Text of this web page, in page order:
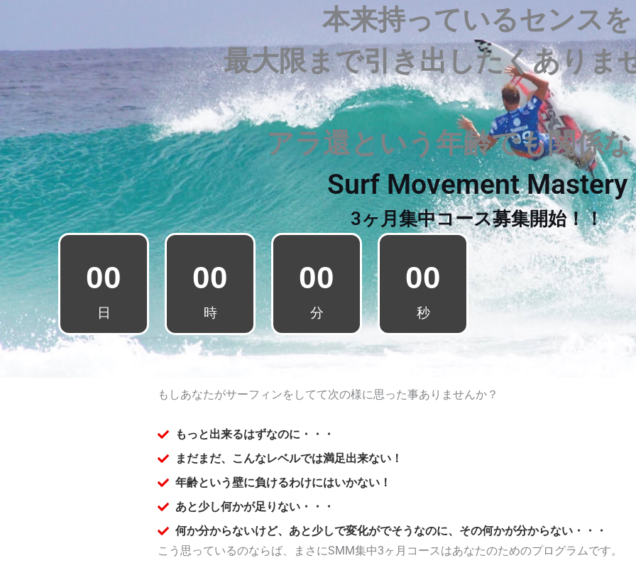
本来持っているセンスを
最大限まで引き出したくありま
アラ還という年齢でも関係
Surf Movement Mastery
3ヶ月集中コース募集開始！！
00
日
00
時
00
分
00
秒
もしあなたがサーフィンをしてて次の様に思った事ありませんか？
もっと出来るはずなのに・・・
まだまだ、こんなレベルでは満足出来ない！
年齢という壁に負けるわけにはいかない！
あと少し何かが足りない・・・
何か分からないけど、あと少しで変化がでそうなのに、その何かが分からない・・・
こう思っているのならば、まさにSMM集中3ヶ月コースはあなたのためのプログラムです。